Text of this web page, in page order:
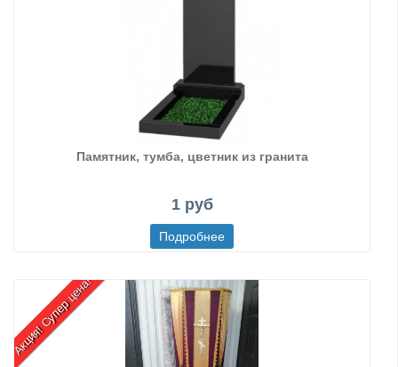
Памятник, тумба, цветник из гранита
1 руб
Акция! Супер цена!